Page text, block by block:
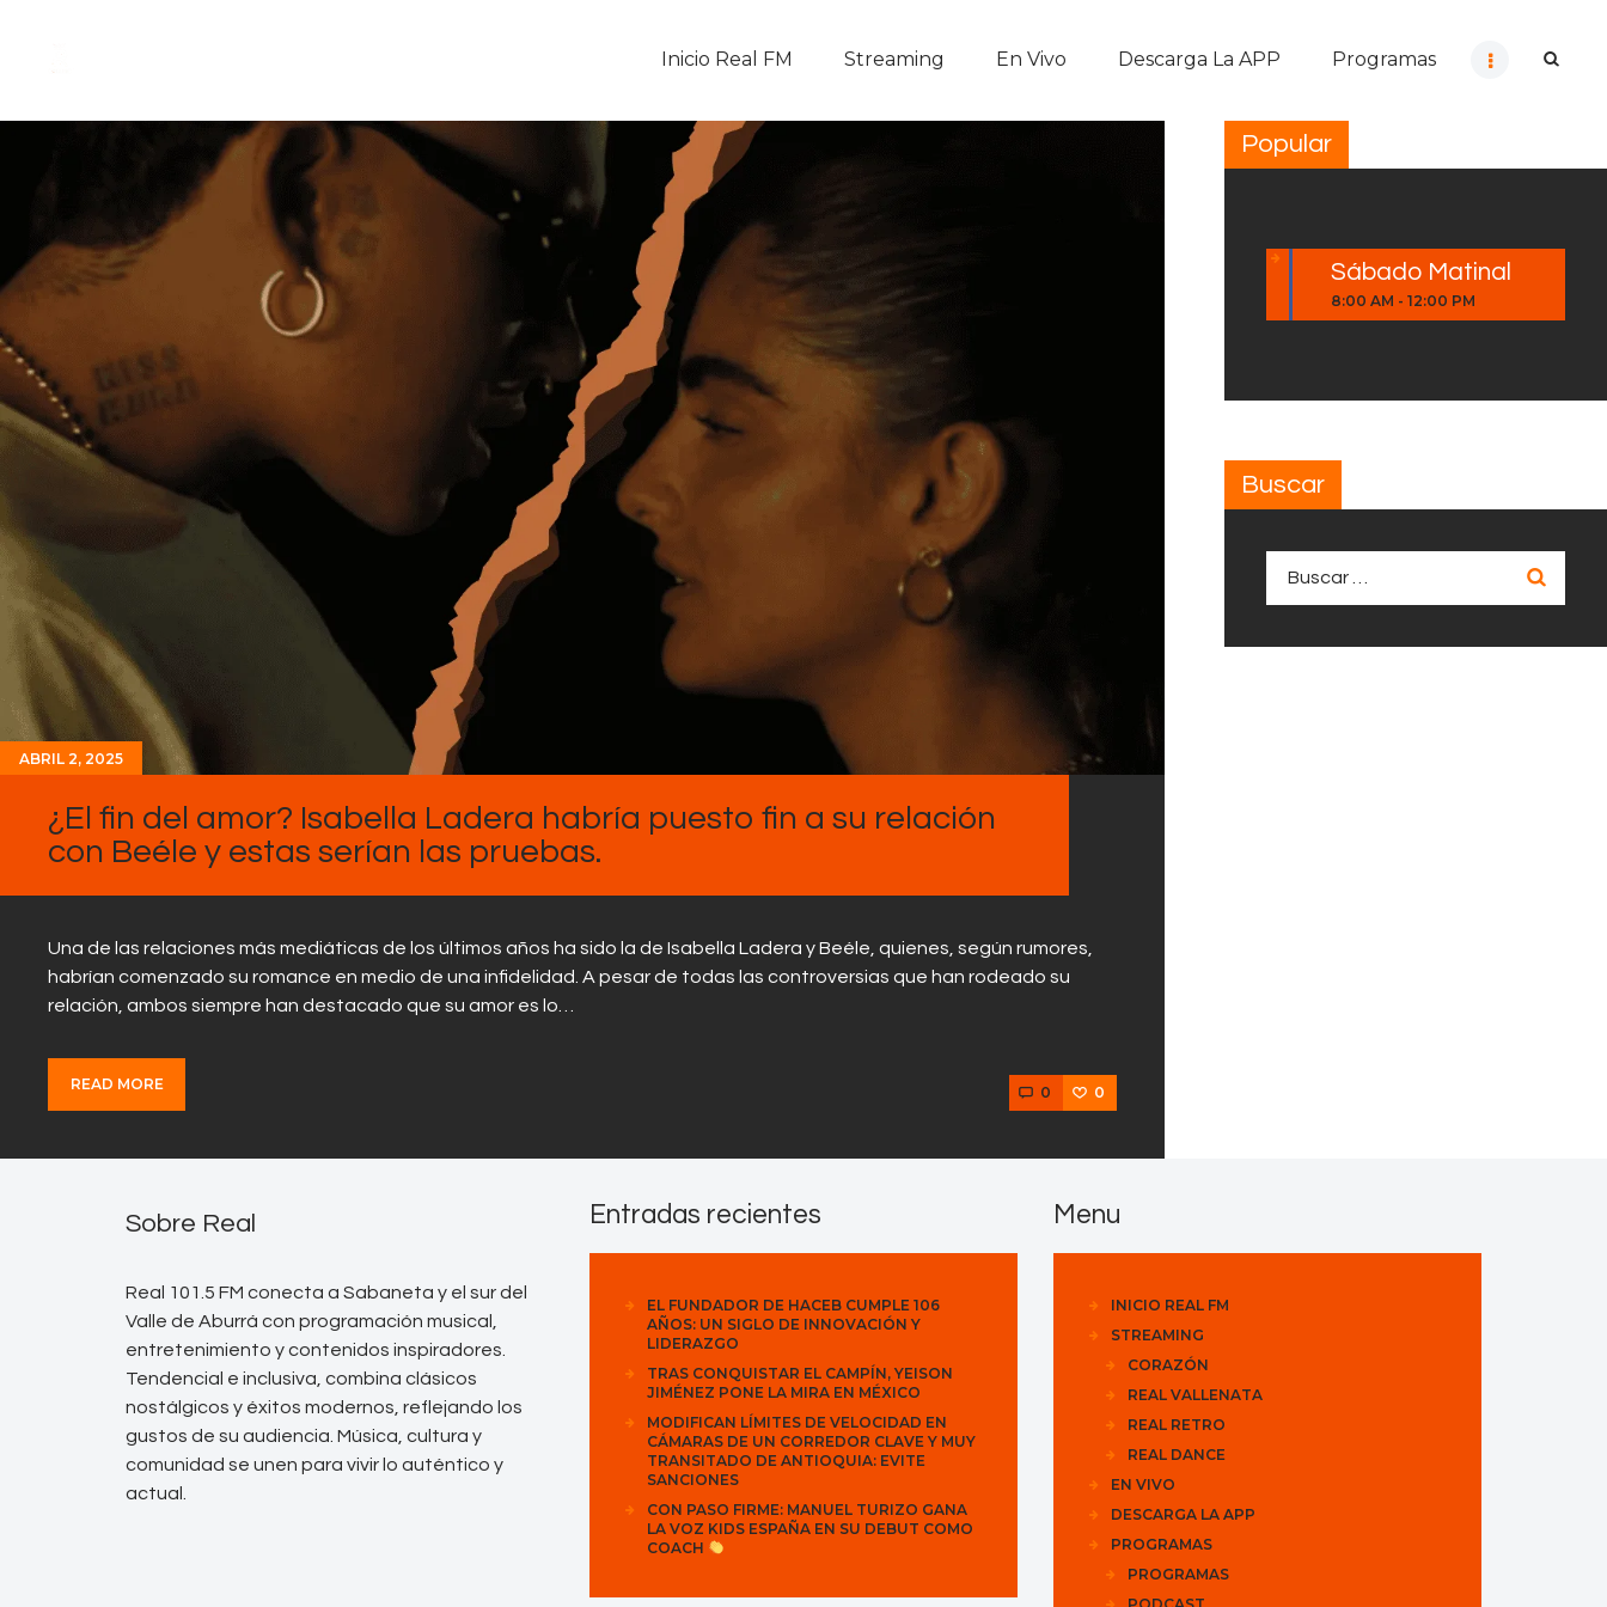
Inicio Real FM Streaming En Vivo Descarga La APP Programas
En Vivo
Descarga La APP
Programas
Noticias
Equipo
Sobre Nosotros
Contactos
ABRIL 2, 2025
¿El fin del amor? Isabella Ladera habría puesto fin a su relación
con Beéle y estas serían las pruebas.
Una de las relaciones más mediáticas de los últimos años ha sido la de Isabella Ladera y Beéle, quienes, según rumores,
habrían comenzado su romance en medio de una infidelidad. A pesar de todas las controversias que han rodeado su
relación, ambos siempre han destacado que su amor es lo…
READ MORE 0 0
Popular
Sábado Matinal
8:00 AM -12:00 PM
Buscar
Sobre Real
Real 101.5 FM conecta a Sabaneta y el sur del
Valle de Aburrá con programación musical,
entretenimiento y contenidos inspiradores.
Tendencial e inclusiva, combina clásicos
nostálgicos y éxitos modernos, reflejando los
gustos de su audiencia. Música, cultura y
comunidad se unen para vivir lo auténtico y
actual.
Entradas recientes
EL FUNDADOR DE HACEB CUMPLE 106
AÑOS: UN SIGLO DE INNOVACIÓN Y
LIDERAZGO
TRAS CONQUISTAR EL CAMPÍN, YEISON
JIMÉNEZ PONE LA MIRA EN MÉXICO
MODIFICAN LÍMITES DE VELOCIDAD EN
CÁMARAS DE UN CORREDOR CLAVE Y MUY
TRANSITADO DE ANTIOQUIA: EVITE
SANCIONES
CON PASO FIRME: MANUEL TURIZO GANA
LA VOZ KIDS ESPAÑA EN SU DEBUT COMO
COACH
Menu
INICIO REAL FM
STREAMING
CORAZÓN
REAL VALLENATA
REAL RETRO
REAL DANCE
EN VIVO
DESCARGA LA APP
PROGRAMAS
PROGRAMAS